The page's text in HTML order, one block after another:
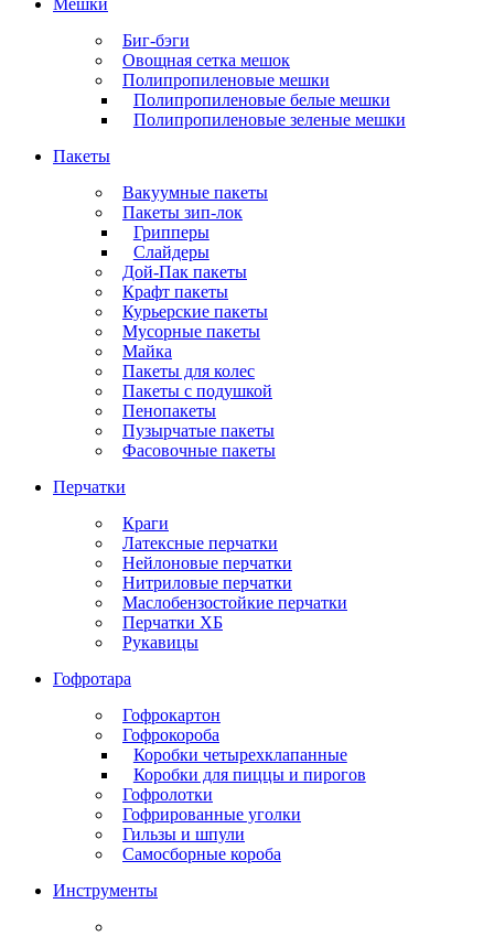
Мешки
Биг-бэги
Овощная сетка мешок
Полипропиленовые мешки
Полипропиленовые белые мешки
Полипропиленовые зеленые мешки
Пакеты
Вакуумные пакеты
Пакеты зип-лок
Грипперы
Слайдеры
Дой-Пак пакеты
Крафт пакеты
Курьерские пакеты
Мусорные пакеты
Майка
Пакеты для колес
Пакеты с подушкой
Пенопакеты
Пузырчатые пакеты
Фасовочные пакеты
Перчатки
Краги
Латексные перчатки
Нейлоновые перчатки
Нитриловые перчатки
Маслобензостойкие перчатки
Перчатки ХБ
Рукавицы
Гофротара
Гофрокартон
Гофрокороба
Коробки четырехклапанные
Коробки для пиццы и пирогов
Гофролотки
Гофрированные уголки
Гильзы и шпули
Самосборные короба
Инструменты